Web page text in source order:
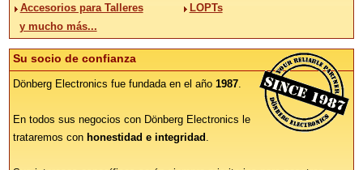
Accesorios para Talleres
LOPTs
y mucho más...
Su socio de confianza
Dönberg Electronics fue fundada en el año 1987.
En todos sus negocios con Dönberg Electronics le
trataremos con honestidad e integridad .